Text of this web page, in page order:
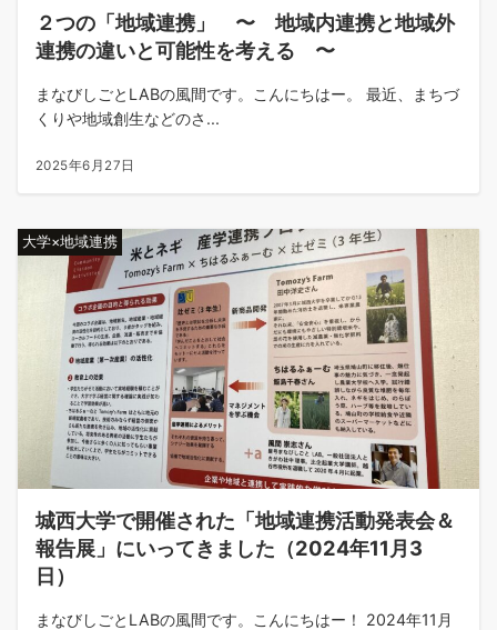
２つの「地域連携」 〜 地域内連携と地域外
連携の違いと可能性を考える 〜
まなびしごとLABの風間です。こんにちはー。 最近、まちづ
くりや地域創生などのさ...
2025年6月27日
大学×地域連携
城西大学で開催された「地域連携活動発表会＆
報告展」にいってきました（2024年11月3
日）
まなびしごとLABの風間です。こんにちはー！ 2024年11月